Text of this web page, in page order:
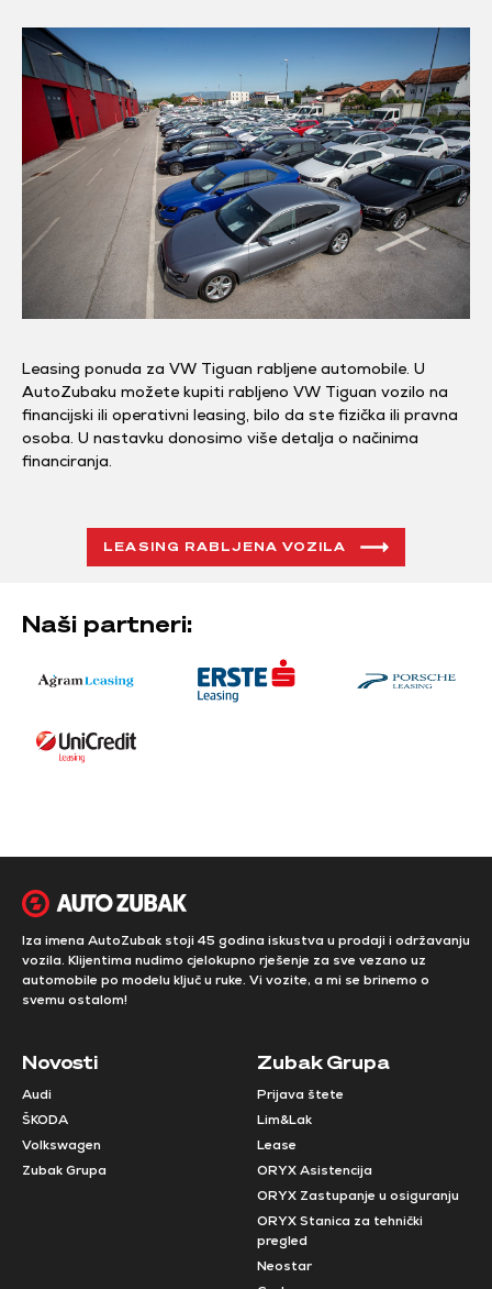
Leasing ponuda za VW Tiguan rabljene automobile. U
AutoZubaku možete kupiti rabljeno VW Tiguan vozilo na
financijski ili operativni leasing, bilo da ste fizička ili pravna
osoba. U nastavku donosimo više detalja o načinima
financiranja.
LEASING RABLJENA VOZILA
Naši partneri:
Iza imena AutoZubak stoji 45 godina iskustva u prodaji i održavanju
vozila. Klijentima nudimo cjelokupno rješenje za sve vezano uz
automobile po modelu ključ u ruke. Vi vozite, a mi se brinemo o
svemu ostalom!
Novosti
Audi
ŠKODA
Volkswagen
Zubak Grupa
Zubak Grupa
Prijava štete
Lim&Lak
Lease
ORYX Asistencija
ORYX Zastupanje u osiguranju
ORYX Stanica za tehnički
pregled
Neostar